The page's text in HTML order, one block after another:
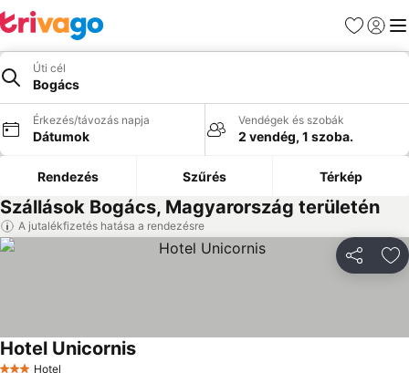
Kedvencek
Úti cél
Bogács
Érkezés/távozás napja
Dátumok
Vendégek és szobák
2 vendég, 1 szoba.
Rendezés Szűrés Térkép
Szállások Bogács, Magyarország területén
A jutalékfizetés hatása a rendezésre
Hotel
Hotel Unicornis